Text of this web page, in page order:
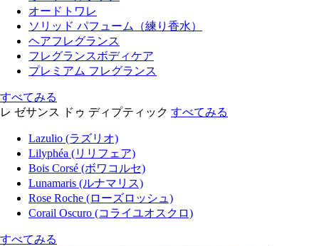
オードトワレ
ソリッド パフューム（練り香水）
ヘアフレグランス
フレグランスボディケア
プレミアム フレグランス
すべてみる
レ ゼサンス ドゥ ディプティック すべてみる
Lazulio (ラズリオ)
Lilyphéa (リリフェア)
Bois Corsé (ボワコルセ)
Lunamaris (ルナマリス)
Rose Roche (ローズロッシュ)
Corail Oscuro (コライユオスクロ)
すべてみる